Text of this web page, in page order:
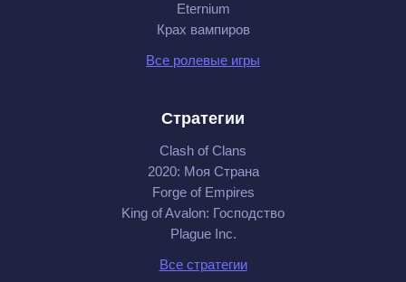
Eternium
Крах вампиров
Все ролевые игры
Стратегии
Clash of Clans
2020: Моя Cтрана
Forge of Empires
King of Avalon: Господство
Plague Inc.
Все стратегии